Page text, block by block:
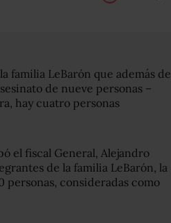
familia LeBarón que además de
de nueve personas –
hay cuatro personas
el fiscal General, Alejandro
de la familia LeBarón, la
consideradas como